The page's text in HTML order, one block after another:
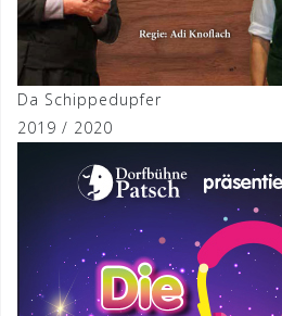
Da Schippedupfer
2019 / 2020